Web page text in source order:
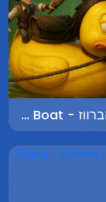
סירת הברווז - Duck Boat